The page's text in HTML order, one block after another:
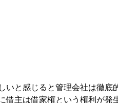
いと感じると管理会社は徹
借主は借家権という権利が発